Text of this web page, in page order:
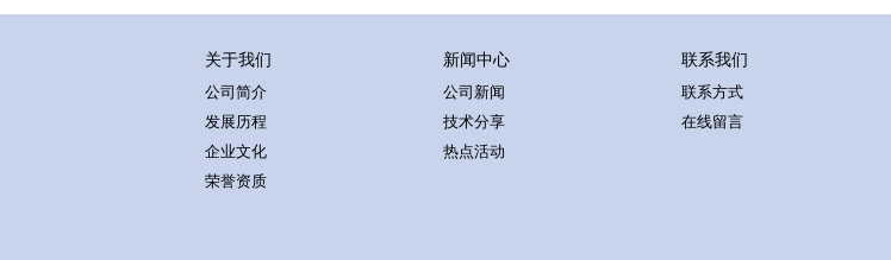
关于我们
公司简介
发展历程
企业文化
荣誉资质
新闻中心
公司新闻
技术分享
热点活动
联系我们
联系方式
在线留言